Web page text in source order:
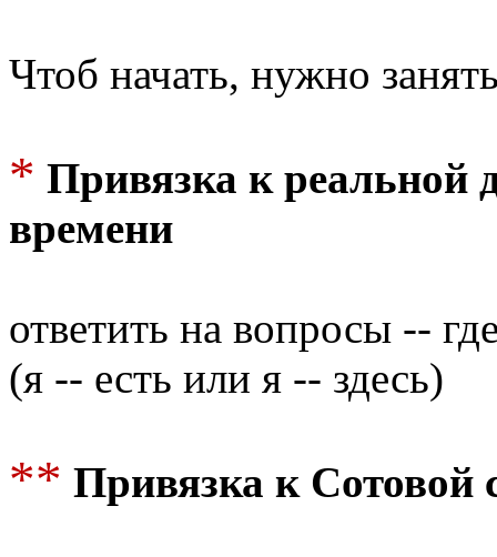
Чтоб начать, нужно
* Привязка к реальной
времени
ответить на вопросы --
(я -- есть или я -- здесь)
** Привязка к Сотовой